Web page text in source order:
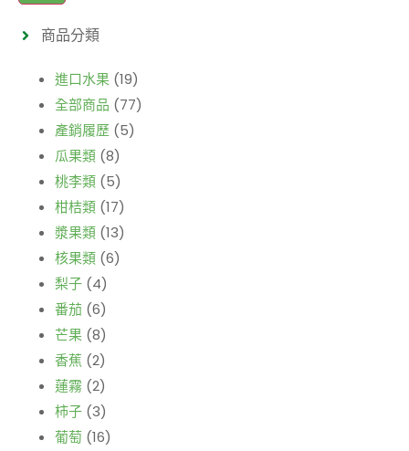
商品分類
進口水果 (19)
全部商品 (77)
產銷履歷 (5)
瓜果類 (8)
桃李類 (5)
柑桔類 (17)
漿果類 (13)
核果類 (6)
梨子 (4)
番茄 (6)
芒果 (8)
香蕉 (2)
蓮霧 (2)
柿子 (3)
葡萄 (16)